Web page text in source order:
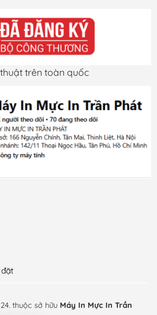
trên toàn quốc
thuộc sở hữu Máy In Mực In Trần